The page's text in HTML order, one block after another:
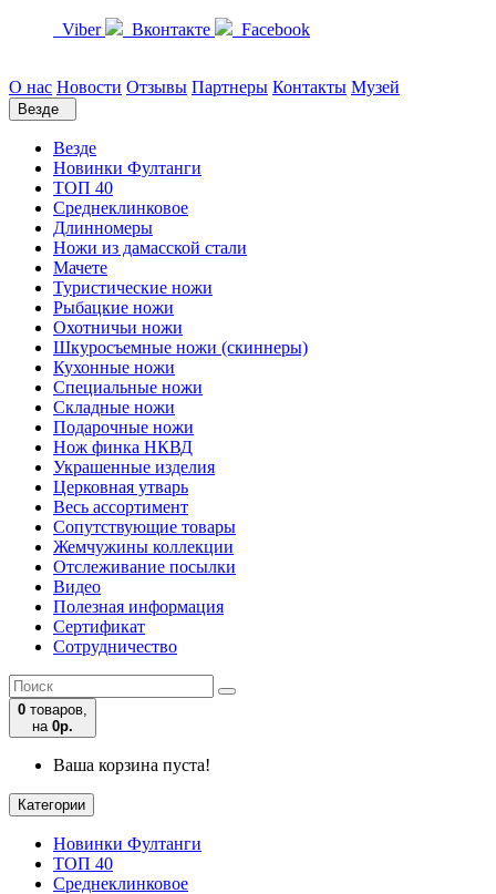
Viber Вконтакте Facebook
О нас Новости Отзывы Партнеры Контакты Музей
Везде
Везде
Новинки Фултанги
ТОП 40
Среднеклинковое
Длинномеры
Ножи из дамасской стали
Мачете
Туристические ножи
Рыбацкие ножи
Охотничьи ножи
Шкуросъемные ножи (скиннеры)
Кухонные ножи
Специальные ножи
Складные ножи
Подарочные ножи
Нож финка НКВД
Украшенные изделия
Церковная утварь
Весь ассортимент
Сопутствующие товары
Жемчужины коллекции
Отслеживание посылки
Видео
Полезная информация
Сертификат
Сотрудничество
0 товаров,
на 0р.
Ваша корзина пуста!
Категории
Новинки Фултанги
ТОП 40
Среднеклинковое